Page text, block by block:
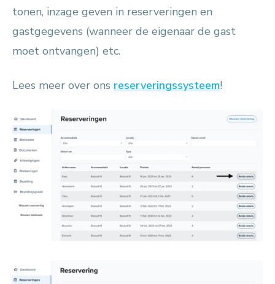
tonen, inzage geven in reserveringen en
gastgegevens (wanneer de eigenaar de gast
moet ontvangen) etc.
Lees meer over ons reserveringssysteem!